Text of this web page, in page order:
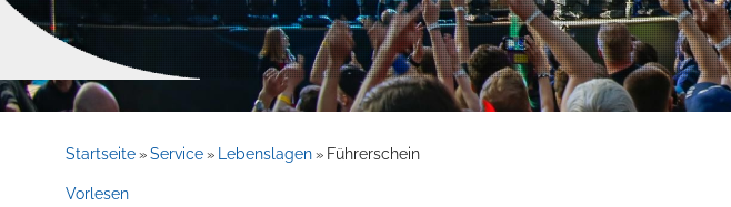
Startseite » Service » Lebenslagen » Führerschein
Vorlesen